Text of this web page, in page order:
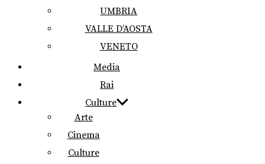
UMBRIA
VALLE D’AOSTA
VENETO
Media
Rai
Culture
Arte
Cinema
Culture